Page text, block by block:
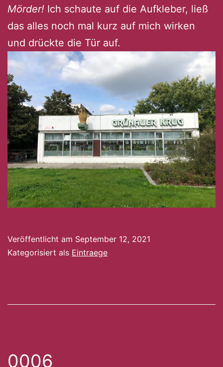
Mörder! Ich schaute auf die Aufkleber, ließ
das alles noch mal kurz auf mich wirken
und drückte die Tür auf.
Veröffentlicht am September 12, 2021
Kategorisiert als Eintraege
0006